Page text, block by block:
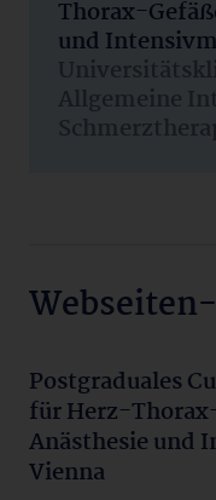
Thorax-
und
Allgemeine
Postgraduales
für Herz-
Anästhesie und
Vienna